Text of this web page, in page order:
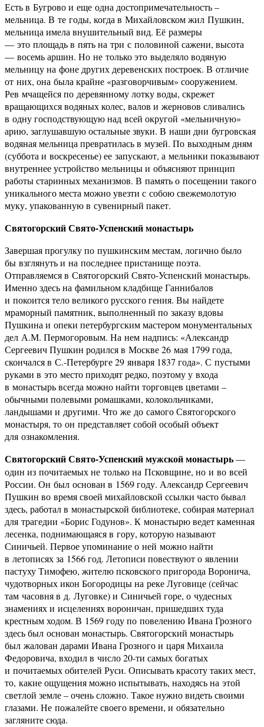
Есть в Бугрово и еще одна достопримечательность –
мельница. В те годы, когда в Михайловском жил Пушкин,
мельница имела внушительный вид. Её размеры
— это площадь в пять на три с половиной сажени, высота
— восемь аршин. Но не только это выделяло водяную
мельницу на фоне других деревенских построек. В отличие
от них, она была крайне «разговорчивым» сооружением.
Рев мчащейся по деревянному лотку воды, скрежет
вращающихся водяных колес, валов и жерновов сливались
в одну господствующую над всей округой «мельничную»
арию, заглушавшую остальные звуки. В наши дни бугровская
водяная мельница превратилась в музей. По выходным дням
(суббота и воскресенье) ее запускают, а мельники показывают
внутреннее устройство мельницы и объясняют принцип
работы старинных механизмов. В память о посещении такого
уникального места можно увезти с собою свежемолотую
муку, упакованную в сувенирный пакет.
Святогорский Свято-Успенский монастырь
Завершая прогулку по пушкинским местам, логично было
бы взглянуть и на последнее пристанище поэта.
Отправляемся в Святогорский Свято-Успенский монастырь.
Именно здесь на фамильном кладбище Ганнибалов
и покоится тело великого русского гения. Вы найдете
мраморный памятник, выполненный по заказу вдовы
Пушкина и опеки петербургским мастером монументальных
дел А.М. Пермогоровым. На нем надпись: «Александр
Сергеевич Пушкин родился в Москве 26 мая 1799 года,
скончался в С.-Петербурге 29 января 1837 года». С пустыми
руками в это место приходят редко, поэтому у входа
в монастырь всегда можно найти торговцев цветами –
обычными полевыми ромашками, колокольчиками,
ландышами и другими. Что же до самого Святогорского
монастыря, то он представляет собой особый объект
для ознакомления.
Святогорский Свято-Успенский мужской монастырь—
один из почитаемых не только на Псковщине, но и во всей
России. Он был основан в 1569 году. Александр Сергеевич
Пушкин во время своей михайловской ссылки часто бывал
здесь, работал в монастырской библиотеке, собирая материал
для трагедии «Борис Годунов». К монастырю ведет каменная
лесенка, поднимающаяся в гору, которую называют
Синичьей. Первое упоминание о ней можно найти
в летописях за 1566 год. Летописи повествуют о явлении
пастуху Тимофею, жителю псковского пригорода Воронича,
чудотворных икон Богородицы на реке Луговице (сейчас
там часовня в д. Луговке) и Синичьей горе, о чудесных
знамениях и исцелениях вороничан, пришедших туда
крестным ходом. В 1569 году по повелению Ивана Грозного
здесь был основан монастырь. Святогорский монастырь
был жалован дарами Ивана Грозного и царя Михаила
Федоровича, входил в число 20-ти самых богатых
и почитаемых обителей Руси. Описывать красоту таких мест,
то, какие ощущения можно испытывать, находясь на этой
светлой земле – очень сложно. Такое нужно видеть своими
глазами. Не пожалейте своего времени, и обязательно
загляните сюда.